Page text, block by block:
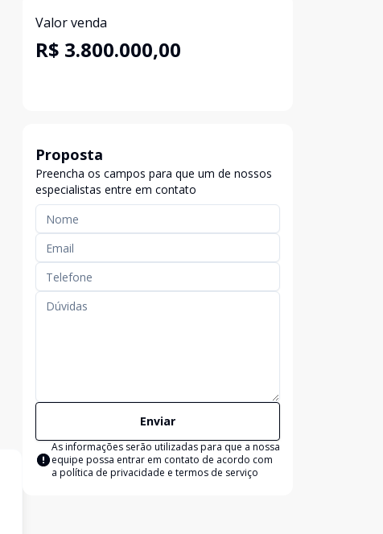
Valor venda
R$ 3.800.000,00
Proposta
Preencha os campos para que um de nossos
especialistas entre em contato
Enviar
As informações serão utilizadas para que a nossa
equipe possa entrar em contato de acordo com
a política de privacidade e termos de serviço